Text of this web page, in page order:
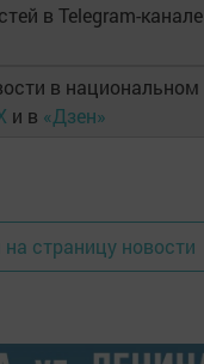
в Telegram-канале
в национальном
и в «Дзен»
на страницу новости